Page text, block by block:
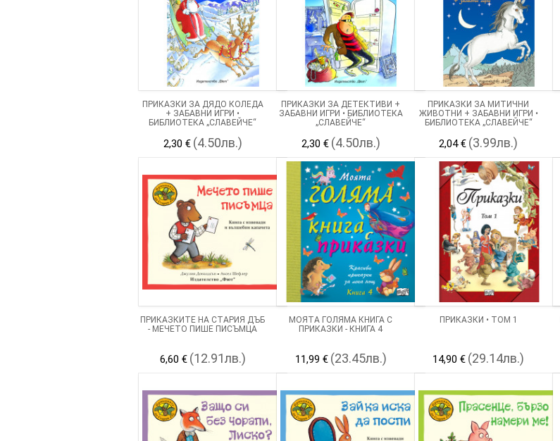
ПРИКАЗКИ ЗА ДЯДО КОЛЕДА
+ ЗАБАВНИ ИГРИ •
БИБЛИОТЕКА „СЛАВЕЙЧЕ“
2,30 € (4.50лв.)
ПРИКАЗКИ ЗА ДЕТЕКТИВИ +
ЗАБАВНИ ИГРИ • БИБЛИОТЕКА
„СЛАВЕЙЧЕ“
2,30 € (4.50лв.)
ПРИКАЗКИ ЗА МИТИЧНИ
ЖИВОТНИ + ЗАБАВНИ ИГРИ •
БИБЛИОТЕКА „СЛАВЕЙЧЕ“
2,04 € (3.99лв.)
ПРИКАЗКИТЕ НА СТАРИЯ ДЪБ
- МЕЧЕТО ПИШЕ ПИСЪМЦА
6,60 € (12.91лв.)
МОЯТА ГОЛЯМА КНИГА С
ПРИКАЗКИ - КНИГА 4
11,99 € (23.45лв.)
ПРИКАЗКИ • ТОМ 1
14,90 € (29.14лв.)